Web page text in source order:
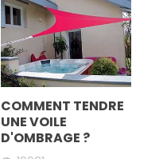
COMMENT TENDRE
UNE VOILE
D'OMBRAGE ?